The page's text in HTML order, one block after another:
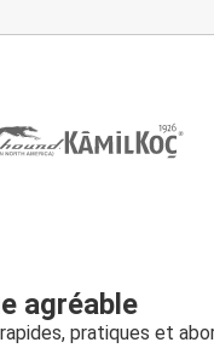
agréable
pratiques et